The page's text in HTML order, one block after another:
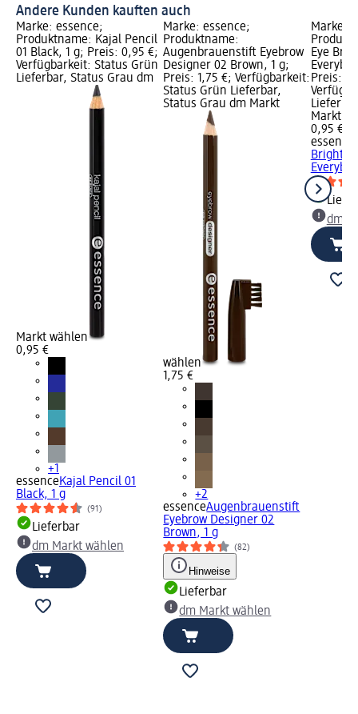
Andere Kunden kauften auch
Marke: essence;
Produktname: Kajal Pencil
01 Black, 1 g; Preis: 0,95 €;
Verfügbarkeit: Status Grün
Lieferbar, Status Grau dm
Markt wählen
0,95 €
+1
essenceKajal Pencil 01
Black, 1 g
(91)
Lieferbar
dm Markt wählen
Marke: essence;
Produktname:
Augenbrauenstift Eyebrow
Designer 02 Brown, 1 g;
Preis: 1,75 €; Verfügbarkeit:
Status Grün Lieferbar,
Status Grau dm Markt
wählen
1,75 €
+2
essenceAugenbrauenstift
Eyebrow Designer 02
Brown, 1 g
(82)
Hinweise
Lieferbar
dm Markt wählen
Marke:
Eye
Preis:
Markt
0,95 €
essence
dm